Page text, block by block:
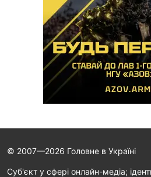
© 2007—2026 Головне в Україні
Cуб'єкт у сфері онлайн-медіа;